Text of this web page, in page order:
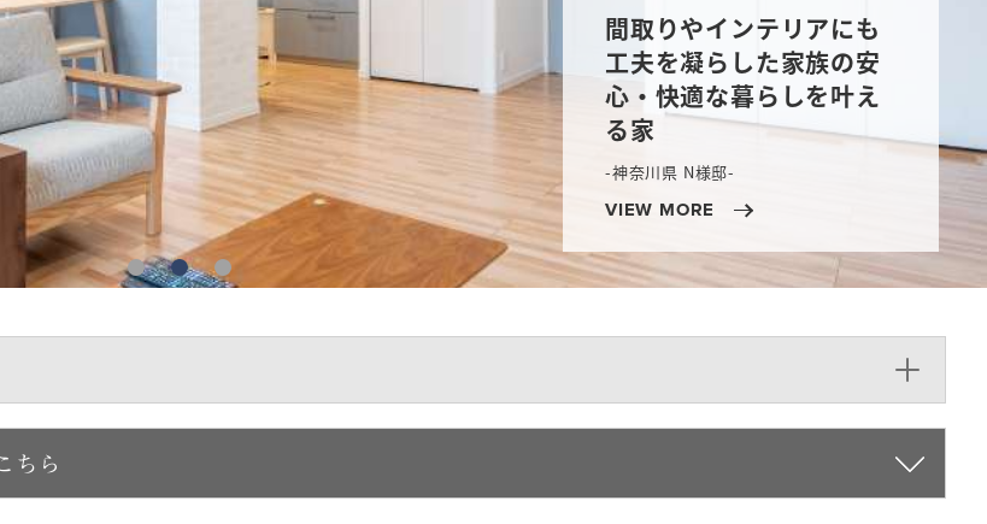
-東京都 M様-
VIEW MORE
間取りやインテリアにも
工夫を凝らした家族の安
心・快適な暮らしを叶え
る家
-神奈川県 N様邸-
VIEW MORE
コンパクトな住まいでも
実現できる「吹抜けとオ
ープン階段のある24畳の
LDK」
-千葉県 Wさん-
VIEW MORE
ちら